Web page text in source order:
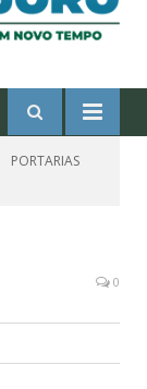
PORTARIAS
0